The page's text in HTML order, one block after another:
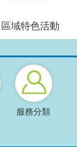
區域特色活動
服務分類